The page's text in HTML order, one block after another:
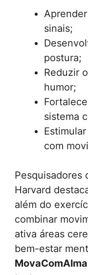
sinais;
postura;
Reduzir
humor;
sistema
com
Pesquisadores
Harvard
além do
combinar
ativa áreas
bem-estar
MovaComAlma